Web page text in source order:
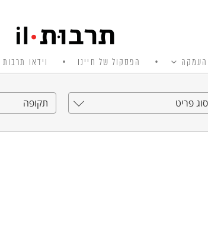
הפסקול של חיינו וידאו תרבות
סוג פריט תקופה